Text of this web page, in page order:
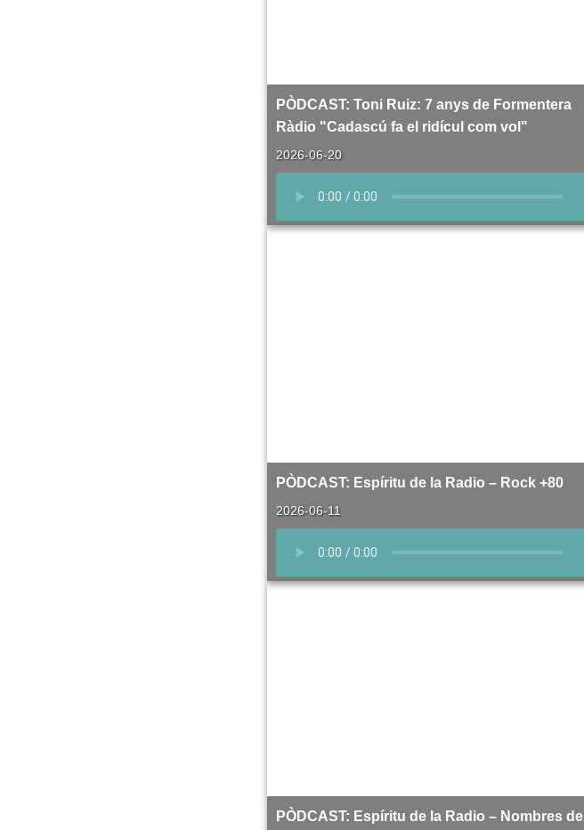
PÒDCAST: Toni Ruiz: 7 anys de Formentera
Ràdio "Cadascú fa el ridícul com vol"
2026-06-20
PÒDCAST: Espíritu de la Radio – Rock +80
2026-06-11
PÒDCAST: Espíritu de la Radio – Nombres de